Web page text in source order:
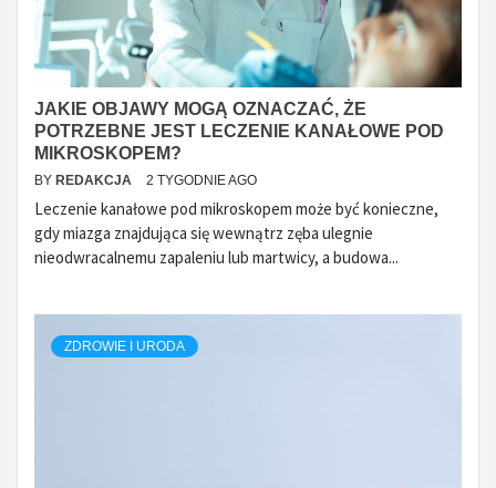
JAKIE OBJAWY MOGĄ OZNACZAĆ, ŻE
POTRZEBNE JEST LECZENIE KANAŁOWE POD
MIKROSKOPEM?
BY REDAKCJA 2 TYGODNIE AGO
Leczenie kanałowe pod mikroskopem może być konieczne,
gdy miazga znajdująca się wewnątrz zęba ulegnie
nieodwracalnemu zapaleniu lub martwicy, a budowa...
ZDROWIE I URODA